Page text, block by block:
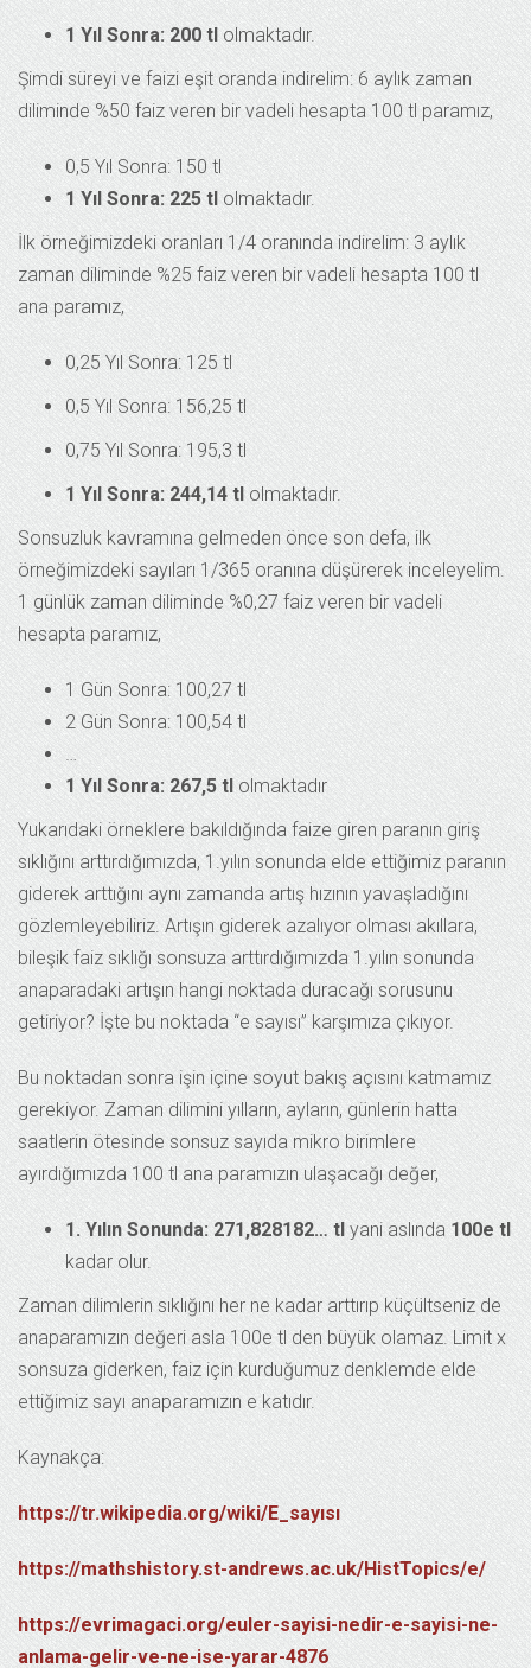
1 Yıl Sonra: 200 tl olmaktadır.
Şimdi süreyi ve faizi eşit oranda indirelim: 6 aylık zaman
diliminde %50 faiz veren bir vadeli hesapta 100 tl paramız,
0,5 Yıl Sonra: 150 tl
1 Yıl Sonra: 225 tl olmaktadır.
İlk örneğimizdeki oranları 1/4 oranında indirelim: 3 aylık
zaman diliminde %25 faiz veren bir vadeli hesapta 100 tl
ana paramız,
0,25 Yıl Sonra: 125 tl
0,5 Yıl Sonra: 156,25 tl
0,75 Yıl Sonra: 195,3 tl
1 Yıl Sonra: 244,14 tlolmaktadır.
Sonsuzluk kavramına gelmeden önce son defa, ilk
örneğimizdeki sayıları 1/365 oranına düşürerek inceleyelim.
1 günlük zaman diliminde %0,27 faiz veren bir vadeli
hesapta paramız,
1 Gün Sonra: 100,27 tl
2 Gün Sonra: 100,54 tl
…
1 Yıl Sonra: 267,5 tl olmaktadır
Yukarıdaki örneklere bakıldığında faize giren paranın giriş
sıklığını arttırdığımızda, 1.yılın sonunda elde ettiğimiz paranın
giderek arttığını aynı zamanda artış hızının yavaşladığını
gözlemleyebiliriz. Artışın giderek azalıyor olması akıllara,
bileşik faiz sıklığı sonsuza arttırdığımızda 1.yılın sonunda
anaparadaki artışın hangi noktada duracağı sorusunu
getiriyor? İşte bu noktada “e sayısı” karşımıza çıkıyor.
Bu noktadan sonra işin içine soyut bakış açısını katmamız
gerekiyor. Zaman dilimini yılların, ayların, günlerin hatta
saatlerin ötesinde sonsuz sayıda mikro birimlere
ayırdığımızda 100 tl ana paramızın ulaşacağı değer,
1. Yılın Sonunda: 271,828182… tl yani aslında 100e tl
kadar olur.
Zaman dilimlerin sıklığını her ne kadar arttırıp küçültseniz de
anaparamızın değeri asla 100e tl den büyük olamaz. Limit x
sonsuza giderken, faiz için kurduğumuz denklemde elde
ettiğimiz sayı anaparamızın e katıdır.
Kaynakça:
https://tr.wikipedia.org/wiki/E_sayısı
https://mathshistory.st-andrews.ac.uk/HistTopics/e/
https://evrimagaci.org/euler-sayisi-nedir-e-sayisi-ne-
anlama-gelir-ve-ne-ise-yarar-4876